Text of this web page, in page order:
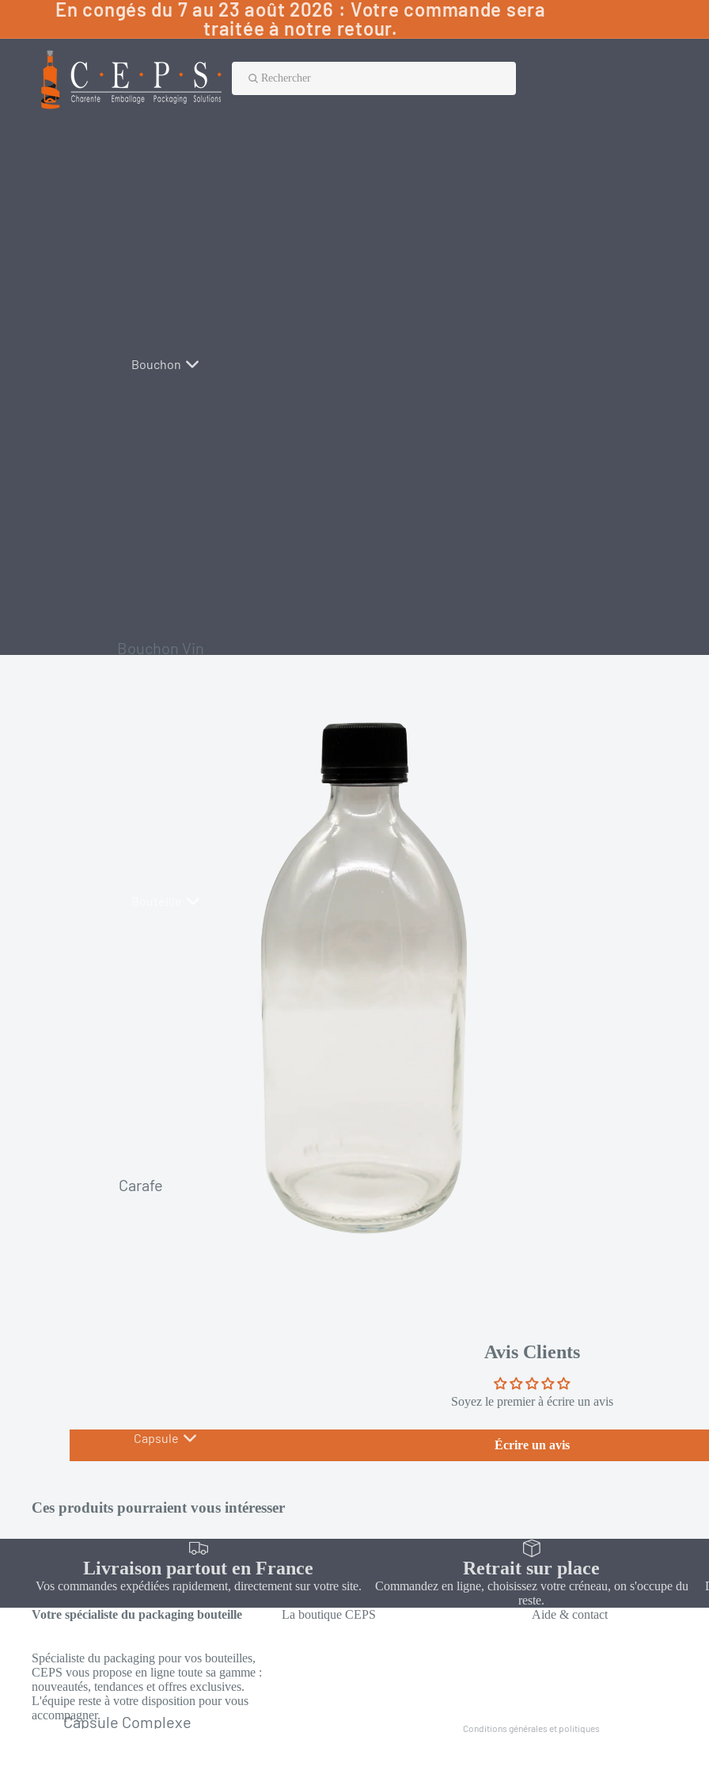
En congés du 7 au 23 août 2026 : Votre commande sera
traitée à notre retour.
Rechercher
Bouchon
Bouchon Vin
Carafe
Capsule
Capsule Complexe
Avis Clients
Soyez le premier à écrire un avis
Écrire un avis
Ces produits pourraient vous intéresser
Livraison partout en France
Vos commandes expédiées rapidement, directement sur votre site.
Retrait sur place
Commandez en ligne, choisissez votre créneau, on s'occupe du
reste.
Votre spécialiste du packaging bouteille
Spécialiste du packaging pour vos bouteilles,
CEPS vous propose en ligne toute sa gamme :
nouveautés, tendances et offres exclusives.
L'équipe reste à votre disposition pour vous
accompagner.
La boutique CEPS Aide & contact
Conditions générales et politiques